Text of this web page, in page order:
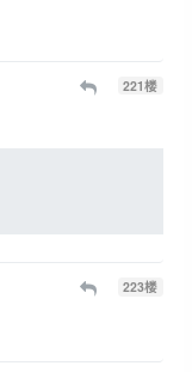
221楼
223楼